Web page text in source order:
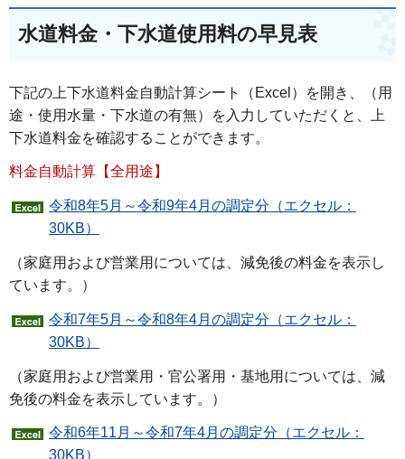
水道料金・下水道使用料の早見表
下記の上下水道料金自動計算シート（Excel）を開き、（用
途・使用水量・下水道の有無）を入力していただくと、上
下水道料金を確認することができます。
料金自動計算【全用途】
令和8年5月～令和9年4月の調定分（エクセル：
30KB）
（家庭用および営業用については、減免後の料金を表示し
ています。）
令和7年5月～令和8年4月の調定分（エクセル：
30KB）
（家庭用および営業用・官公署用・基地用については、減
免後の料金を表示しています。）
令和6年11月～令和7年4月の調定分（エクセル：
30KB）